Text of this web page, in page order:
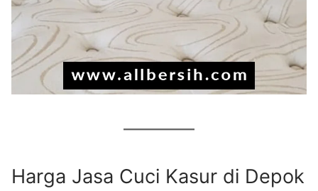
Harga Jasa Cuci Kasur di Depok